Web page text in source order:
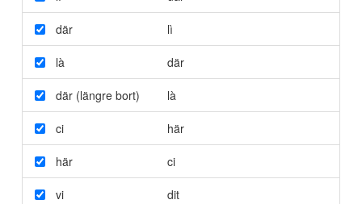
där lì
là där
där (längre bort) là
ci här
här ci
vi dit